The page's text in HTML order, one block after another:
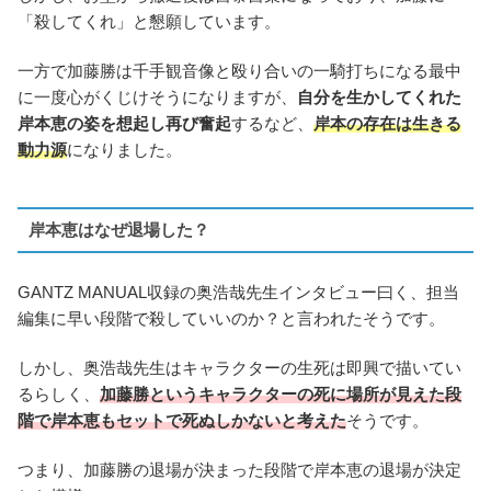
「殺してくれ」と懇願しています。
一方で加藤勝は千手観音像と殴り合いの一騎打ちになる最中
に一度心がくじけそうになりますが、
自分を生かしてくれた
岸本恵の姿を想起し再び奮起するなど、 岸本の存在は生きる
動力源になりました。
岸本恵はなぜ退場した？
GANTZ MANUAL収録の奥浩哉先生インタビュー曰く、担当
編集に早い段階で殺していいのか？と言われたそうです。
しかし、奥浩哉先生はキャラクターの生死は即興で描いてい
るらしく、 加藤勝というキャラクターの死に場所が見えた段
階で岸本恵もセットで死ぬしかないと考えたそうです。
つまり、加藤勝の退場が決まった段階で岸本恵の退場が決定